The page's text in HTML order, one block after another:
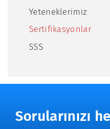
Yeteneklerimiz
Sertifikasyonlar
SSS
Sorularınızı